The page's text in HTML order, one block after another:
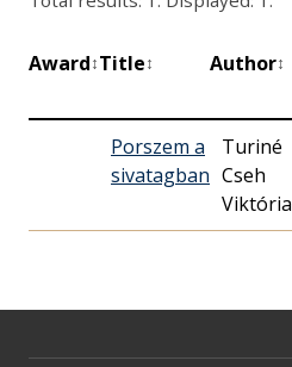
Award↕Title↕ Author↕
Porszem a
sivatagban
Turiné
Cseh
Viktória